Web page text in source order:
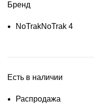
Бренд
NoTrakNoTrak 4
Есть в наличии
Распродажа